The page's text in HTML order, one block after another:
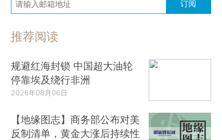
订阅
推荐阅读
规避红海封锁 中国超大油轮
停靠埃及绕行非洲
2026年08月06日
【地缘图志】商务部公布对美
反制清单，黄金大涨后持续性